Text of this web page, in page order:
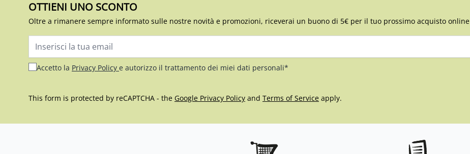
OTTIENI UNO SCONTO
Oltre a rimanere sempre informato sulle nostre novità e promozioni, riceverai un buono di 5€ per il tuo prossimo acquisto online
Indirizzo email
Accetto la Privacy Policy e autorizzo il trattamento dei miei dati personali*
This form is protected by reCAPTCHA - the Google Privacy Policy and Terms of Service apply.